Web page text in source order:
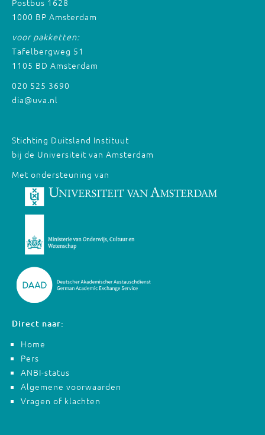
Postbus 1628
1000 BP Amsterdam
voor pakketten:
Tafelbergweg 51
1105 BD Amsterdam
020 525 3690
dia@uva.nl
Stichting Duitsland Instituut
bij de Universiteit van Amsterdam
Met ondersteuning van
Direct naar:
Home
Pers
ANBI-status
Algemene voorwaarden
Vragen of klachten